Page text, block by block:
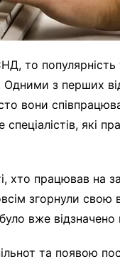
то популярність
Одними з перших
вони
які
хто працював на
згорнули свою
вже
та появою